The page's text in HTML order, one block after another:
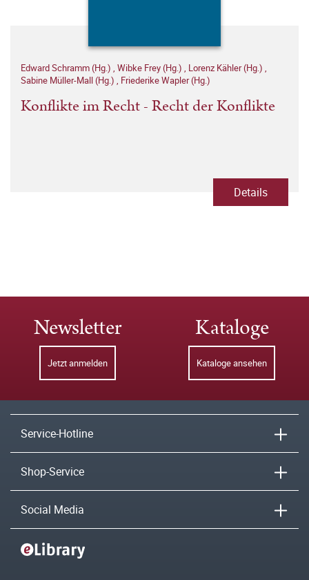
Edward Schramm (Hg.) , Wibke Frey (Hg.) , Lorenz Kähler (Hg.) ,
Sabine Müller-Mall (Hg.) , Friederike Wapler (Hg.)
Konflikte im Recht - Recht der Konflikte
Details
Newsletter
Jetzt anmelden
Kataloge
Kataloge ansehen
Service-Hotline
Shop-Service
Social Media